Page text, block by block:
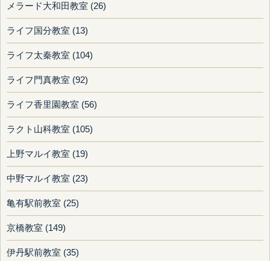
メラード大和田教室 (26)
ライフ国分教室 (13)
ライフ太秦教室 (104)
ライフ門真教室 (92)
ライフ香里園教室 (56)
ラクト山科教室 (105)
上野マルイ教室 (19)
中野マルイ教室 (23)
亀有駅前教室 (25)
京橋教室 (149)
伊丹駅前教室 (35)